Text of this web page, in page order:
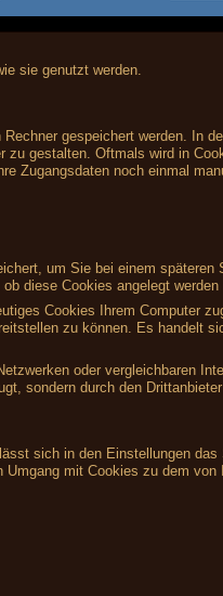
sie genutzt werden.
gespeichert werden. In
zu gestalten. Oftmals wird in
Zugangsdaten noch einmal
um Sie bei einem späteren
diese Cookies angelegt werden
Cookies Ihrem Computer
zu können. Es handelt
oder vergleichbaren
sondern durch den
sich in den Einstellungen das
mit Cookies zu dem von